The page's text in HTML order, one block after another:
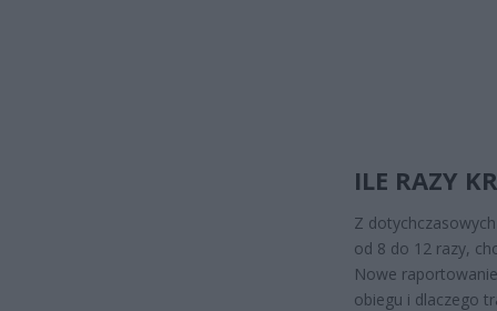
ILE RAZY
Z
od 8 do 12 razy,
Nowe
obiegu i dlaczego